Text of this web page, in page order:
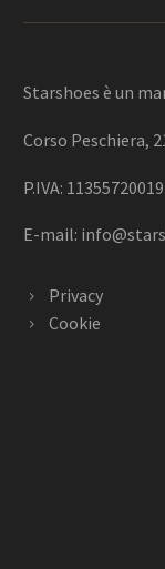
Starshoes è un
Corso Peschiera,
P.IVA: 11355720019
E-mail:
Privacy
Cookie